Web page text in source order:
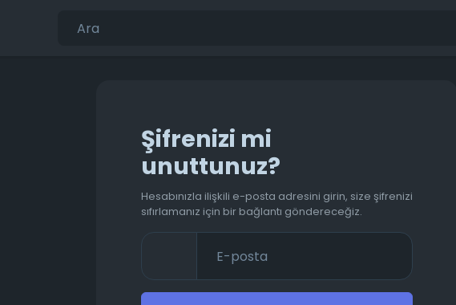
Şifrenizi mi
unuttunuz?
Hesabınızla ilişkili e-posta adresini girin, size şifrenizi
sıfırlamanız için bir bağlantı göndereceğiz.